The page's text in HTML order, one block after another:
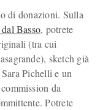
di donazioni. Sulla
Basso, potrete
(tra cui
sketch già
Pichelli e un
da
Potrete